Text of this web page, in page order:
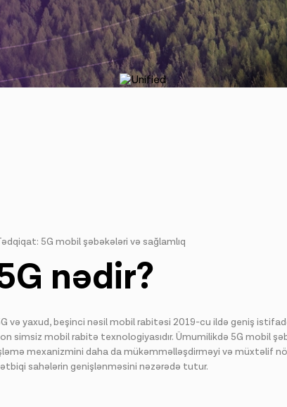
5G mobil şəbəkələri və sağlamlıq
nədir?
və yaxud, beşinci nəsil mobil rabitəsi 2019-cu ildə geniş
simsiz mobil rabitə texnologiyasıdır. Ümumilikdə 5G mobil
mexanizmini daha da mükəmməlləşdirməyi və müxtəlif
sahələrin genişlənməsini nəzərədə tutur.